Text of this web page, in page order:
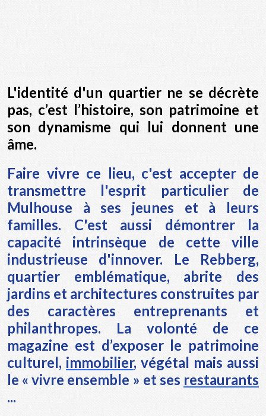
L'identité d'un quartier ne se décrète
pas, c’est l’histoire, son patrimoine et
son dynamisme qui lui donnent une
âme.
Faire vivre ce lieu, c'est accepter de
transmettre l'esprit particulier de
Mulhouse à ses jeunes et à leurs
familles. C'est aussi démontrer la
capacité intrinsèque de cette ville
industrieuse d'innover. Le Rebberg,
quartier emblématique, abrite des
jardins et architectures construites par
des caractères entreprenants et
philanthropes. La volonté de ce
magazine est d’exposer le patrimoine
culturel, immobilier, végétal mais aussi
le « vivre ensemble » et ses restaurants
...